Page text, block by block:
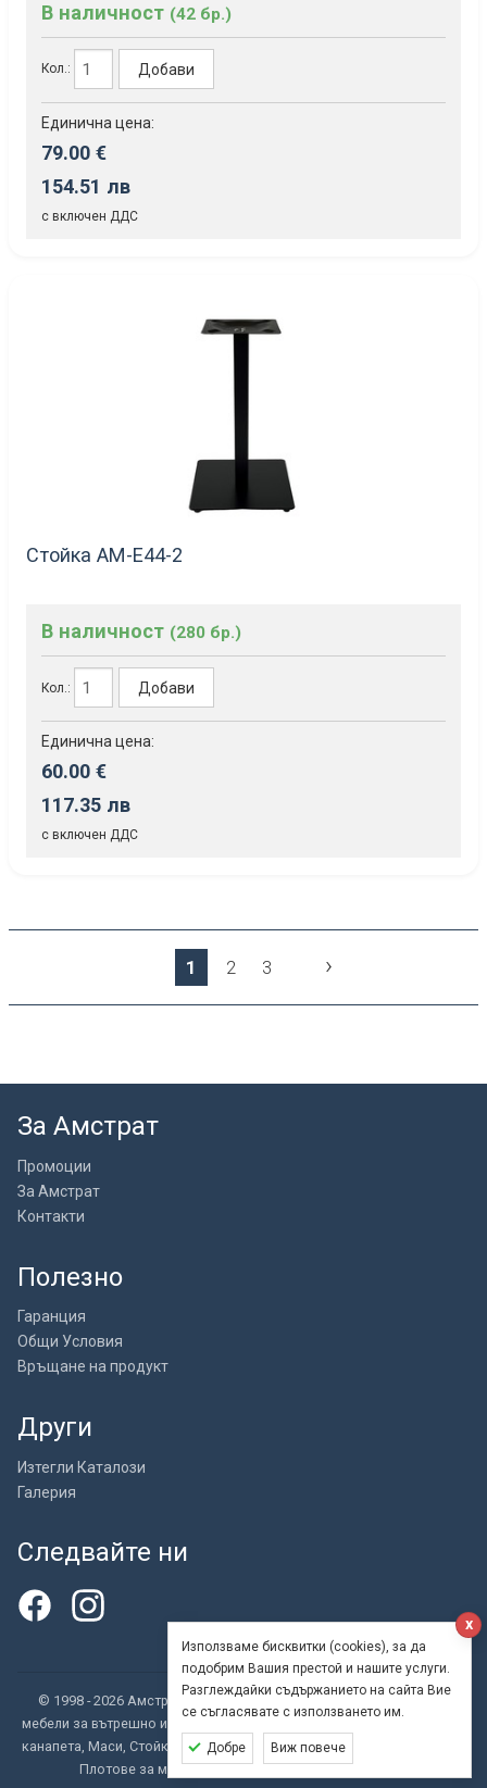
Използваме бисквитки (cookies), за да
подобрим Вашия престой и нашите услуги.
Разглеждайки съдържанието на сайта Вие
се съгласявате с използването им.
Добре Виж повече
x
В наличност (42 бр.)
Кол.: Добави
Единична цена:
79.00 €
154.51 лв
с включен ДДС
Стойка AM-Е44-2
В наличност (280 бр.)
Кол.: Добави
Единична цена:
60.00 €
117.35 лв
с включен ДДС
1 2 3 ›
За Амстрат
Промоции
За Амстрат
Контакти
Полезно
Гаранция
Общи Условия
Връщане на продукт
Други
Изтегли Каталози
Галерия
Следвайте ни
© 1998 - 2026 Амстрат ООД - внос, търговия и производство на
мебели за вътрешно и външно обзавеждане. Бар столове, Кресла и
канапета, Маси, Стойки за маси, Столове, Офис столове, Шезлонги,
Плотове за маси, Ратанови и трапезни комплекти.